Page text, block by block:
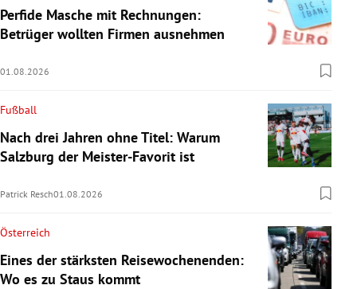
Perfide Masche mit Rechnungen:
Betrüger wollten Firmen ausnehmen
01.08.2026
Fußball
Nach drei Jahren ohne Titel: Warum
Salzburg der Meister-Favorit ist
Patrick Resch01.08.2026
Österreich
Eines der stärksten Reisewochenenden:
Wo es zu Staus kommt